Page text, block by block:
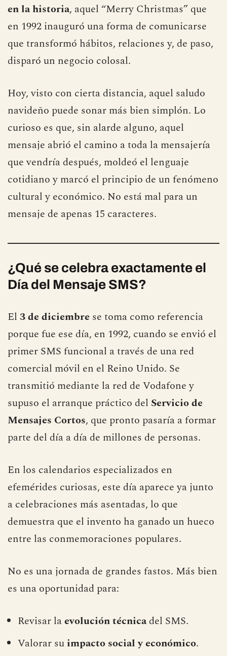
en la historia, aquel “Merry Christmas” que
en 1992 inauguró una forma de comunicarse
que transformó hábitos, relaciones y, de paso,
disparó un negocio colosal.
Hoy, visto con cierta distancia, aquel saludo
navideño puede sonar más bien simplón. Lo
curioso es que, sin alarde alguno, aquel
mensaje abrió el camino a toda la mensajería
que vendría después, moldeó el lenguaje
cotidiano y marcó el principio de un fenómeno
cultural y económico. No está mal para un
mensaje de apenas 15 caracteres.
¿Qué se celebra exactamente el
Día del Mensaje SMS?
El 3 de diciembre se toma como referencia
porque fue ese día, en 1992, cuando se envió el
primer SMS funcional a través de una red
comercial móvil en el Reino Unido. Se
transmitió mediante la red de Vodafone y
supuso el arranque práctico del Servicio de
Mensajes Cortos, que pronto pasaría a formar
parte del día a día de millones de personas.
En los calendarios especializados en
efemérides curiosas, este día aparece ya junto
a celebraciones más asentadas, lo que
demuestra que el invento ha ganado un hueco
entre las conmemoraciones populares.
No es una jornada de grandes fastos. Más bien
es una oportunidad para:
Revisar laevolución técnica del SMS.
Valorar suimpacto social y económico.